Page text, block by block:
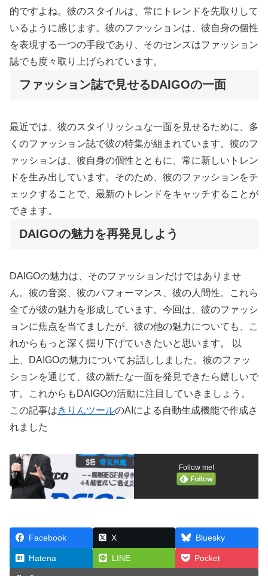
的ですよね。彼のスタイルは、常にトレンドを先取りして
いるように感じます。彼のファッションは、彼自身の個性
を表現する一つの手段であり、そのセンスはファッション
誌でも度々取り上げられています。
ファッション誌で見せるDAIGOの一面
最近では、彼のスタイリッシュな一面を見せるために、多
くのファッション誌で彼の特集が組まれています。彼のフ
ァッションは、彼自身の個性とともに、常に新しいトレン
ドを生み出しています。そのため、彼のファッションをチ
ェックすることで、最新のトレンドをキャッチすることが
できます。
DAIGOの魅力を再発見しよう
DAIGOの魅力は、そのファッションだけではありませ
ん。彼の音楽、彼のパフォーマンス、彼の人間性。これら
全てが彼の魅力を形成しています。今回は、彼のファッシ
ョンに焦点を当てましたが、彼の他の魅力についても、こ
れからもっと深く掘り下げていきたいと思います。 以
上、DAIGOの魅力についてお話ししました。彼のファッ
ションを通じて、彼の新たな一面を発見できたら嬉しいで
す。これからもDAIGOの活動に注目していきましょう。
この記事はきりんツールのAIによる自動生成機能で作成さ
れました
Follow me!
Facebook X Bluesky
Hatena LINE Pocket